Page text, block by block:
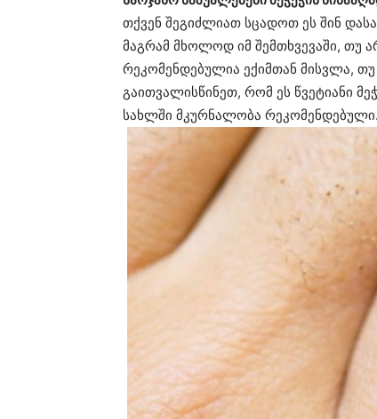
თქვენ შეგიძლიათ სცადოთ ეს შინ
მაგრამ მხოლოდ იმ შემთხვევაში, თუ
რეკომენდებულია ექიმთან მისვლა, თუ
გაითვალისწინეთ, რომ ეს წვეტიანი
სახლში მკურნალობა რეკომენდებული.